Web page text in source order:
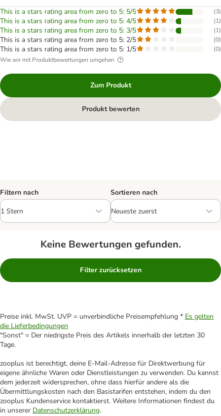
This is a stars rating area from zero to 5: 5/5 (3)
This is a stars rating area from zero to 5: 4/5 (1)
This is a stars rating area from zero to 5: 3/5 (1)
This is a stars rating area from zero to 5: 2/5 (0)
This is a stars rating area from zero to 5: 1/5 (0)
Wie wir mit Produktbewertungen umgehen
Zum Produkt
Produkt bewerten
Filtern nach Sortieren nach
Keine Bewertungen gefunden.
Filter zurücksetzen
Preise inkl. MwSt. UVP = unverbindliche Preisempfehlung * Es gelten
die Lieferbedingungen
"Sonst" = Der niedrigste Preis des Artikels innerhalb der letzten 30
Tage.
zooplus ist berechtigt, deine E-Mail-Adresse für Direktwerbung für
eigene ähnliche Waren oder Dienstleistungen zu verwenden. Du kannst
dem jederzeit widersprechen, ohne dass hierfür andere als die
Übermittlungskosten nach den Basistarifen entstehen, indem du den
zooplus Kundenservice kontaktierst. Weitere Informationen findest du
in unserer Datenschutzerklärung.